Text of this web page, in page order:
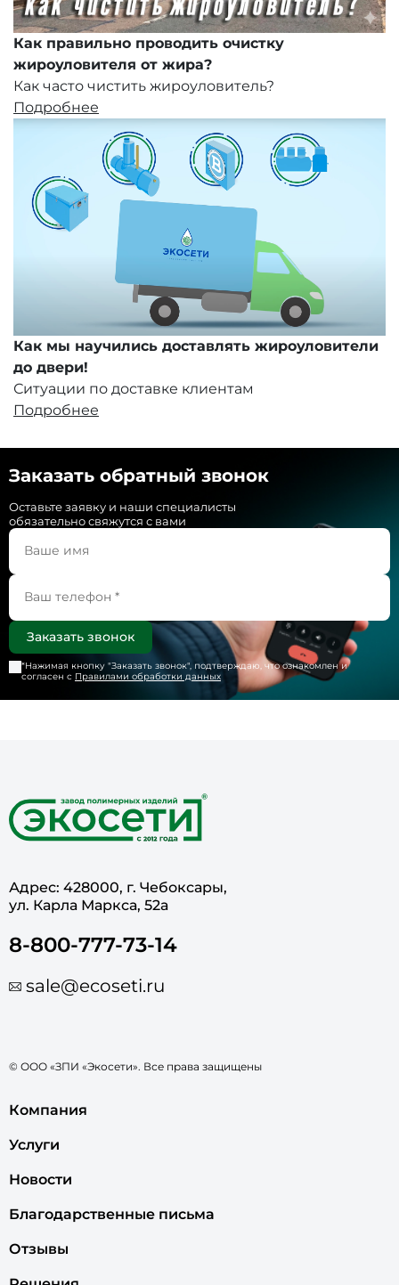
Как правильно проводить очистку
жироуловителя от жира?
Как часто чистить жироуловитель?
Подробнее
Как мы научились доставлять жироуловители
до двери!
Ситуации по доставке клиентам
Подробнее
Заказать обратный звонок
Оставьте заявку и наши специалисты
обязательно свяжутся с вами
*Нажимая кнопку "Заказать звонок", подтверждаю, что ознакомлен и
согласен с Правилами обработки данных
Адрес: 428000, г. Чебоксары,
ул. Карла Маркса, 52а
8-800-777-73-14
sale@ecoseti.ru
© ООО «ЗПИ «Экосети». Все права защищены
Компания
Услуги
Новости
Благодарственные письма
Отзывы